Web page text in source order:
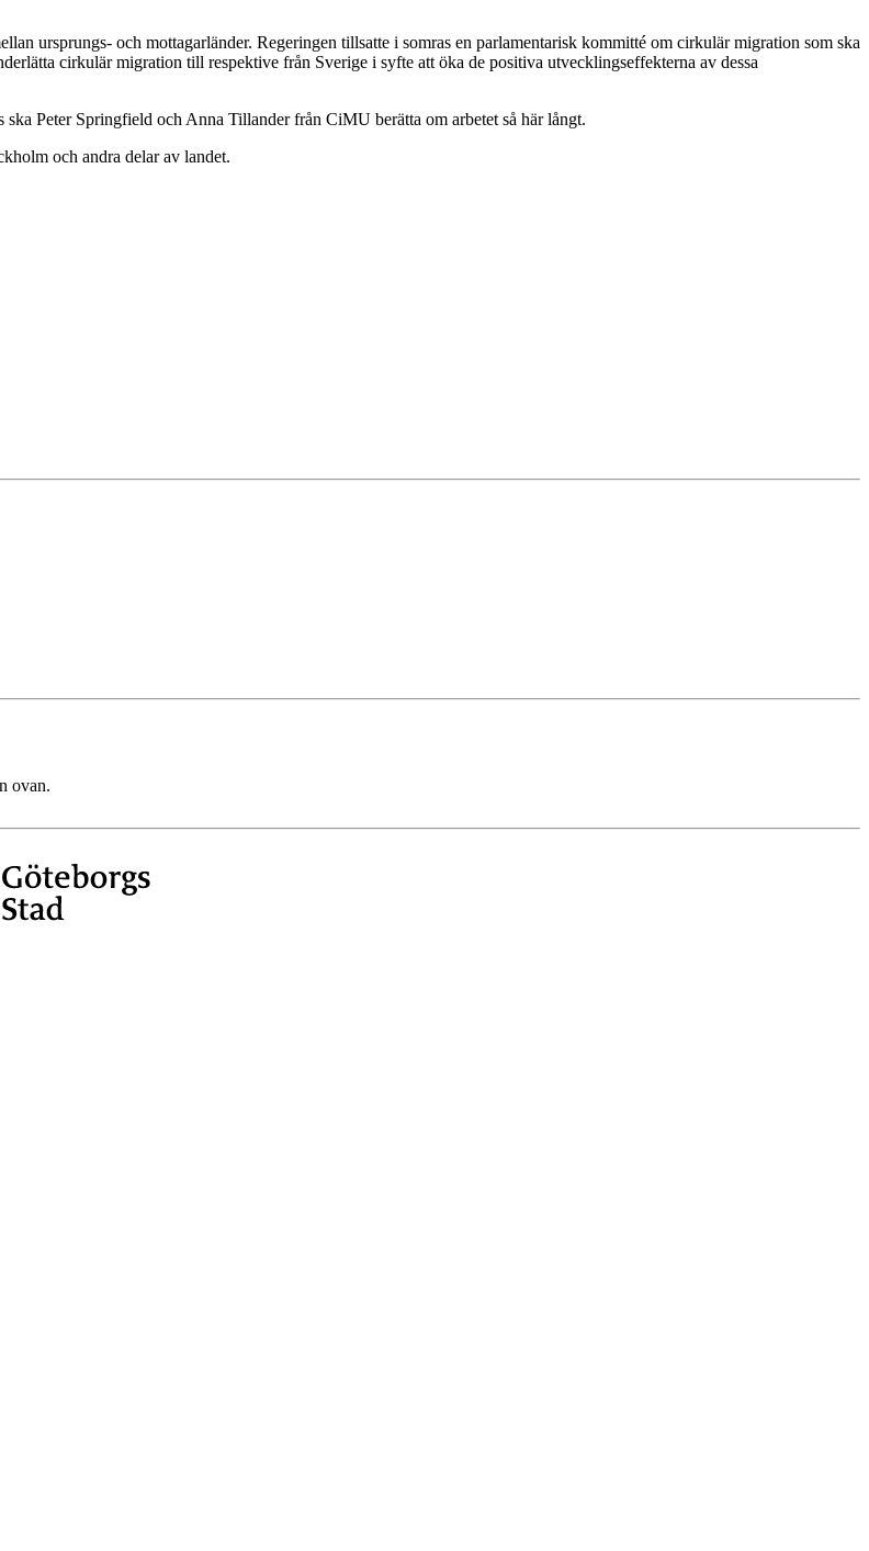
ursprungs- och mottagarländer. Regeringen tillsatte i somras en parlamentarisk kommitté om cirkulär migration som ska
cirkulär migration till respektive från Sverige i syfte att öka de positiva utvecklingseffekterna av dessa
Peter Springfield och Anna Tillander från CiMU berätta om arbetet så här långt.
och andra delar av landet.
ovan.